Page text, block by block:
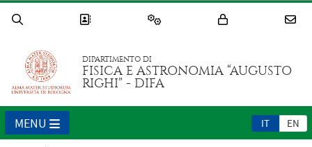
DIPARTIMENTO DI
FISICA E ASTRONOMIA “AUGUSTO
RIGHI” - DIFA
IT EN
MENU